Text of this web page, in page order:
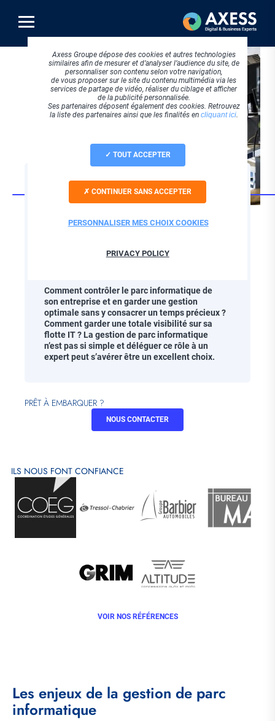
contenu
principal
CLOUD COMPUTING
Déléguez la gestion
de son parc
informatique
Comment contrôler le parc informatique de
son entreprise et en garder une gestion
optimale sans y consacrer un temps précieux ?
Comment garder une totale visibilité sur sa
flotte IT ? La gestion de parc informatique
n’est pas si simple et déléguer ce rôle à un
expert peut s’avérer être un excellent choix.
PRÊT À EMBARQUER ?
NOUS CONTACTER
ILS NOUS FONT CONFIANCE
VOIR NOS RÉFÉRENCES
Les enjeux de la gestion de parc
informatique
Axess Groupe dépose des cookies et autres technologies
similaires afin de mesurer et d’analyser l’audience du site, de
personnaliser son contenu selon votre navigation,
de vous proposer sur le site du contenu multimédia via les
services de partage de vidéo, réaliser du ciblage et afficher
de la publicité personnalisée.
Ses partenaires déposent également des cookies. Retrouvez
la liste des partenaires ainsi que les finalités en cliquant ici.
TOUT ACCEPTER
CONTINUER SANS ACCEPTER
PERSONNALISER MES CHOIX COOKIES
PRIVACY POLICY